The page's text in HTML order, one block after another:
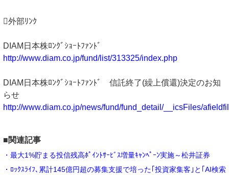
外部ﾘﾝｸ
DIAM日本株ﾛﾝｸﾞｼｮｰﾄﾌｧﾝﾄﾞ
http://www.diam.co.jp/fund/list/313325/index.php
DIAM日本株ﾛﾝｸﾞｼｮｰﾄﾌｧﾝﾄﾞ 信託終了(繰上償還)決定のお知
らせ
http://www.diam.co.jp/news/fund/fund_detail/__icsFiles/
■関連記事
・最大1%貯まる投信残高ﾎﾟｲﾝﾄｻｰﾋﾞｽ増量ｷｬﾝﾍﾟｰﾝ実施～松井証券
・ﾛｯｸｽﾗｲﾌ､累計145億円超の募集支援で培った｢投資家集客｣と｢AI検索